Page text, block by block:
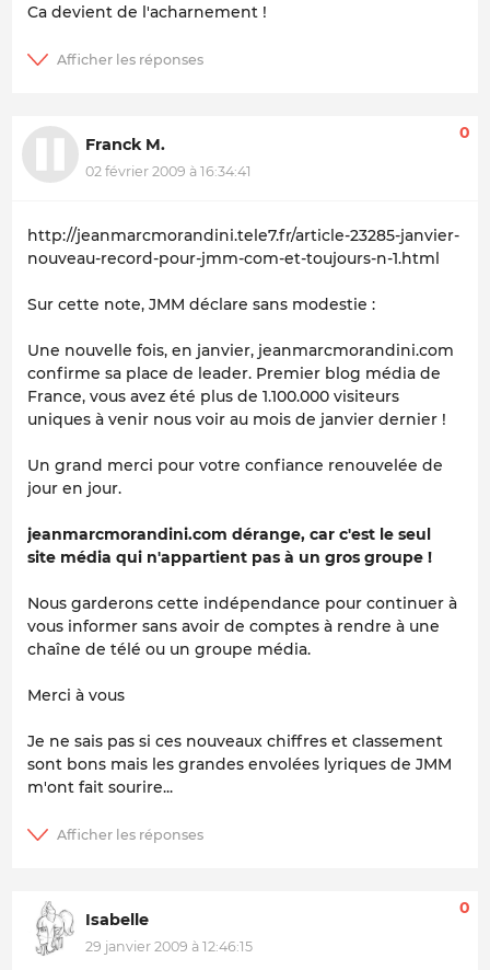
Ca devient de l'acharnement !
Franck M.
02 février 2009 à 16:34:41
0
http://jeanmarcmorandini.tele7.fr/article-23285-janvier-
nouveau-record-pour-jmm-com-et-toujours-n-1.html
Sur cette note, JMM déclare sans modestie :
Une nouvelle fois, en janvier, jeanmarcmorandini.com
confirme sa place de leader. Premier blog média de
France, vous avez été plus de 1.100.000 visiteurs
uniques à venir nous voir au mois de janvier dernier !
Un grand merci pour votre confiance renouvelée de
jour en jour.
jeanmarcmorandini.com dérange, car c'est le seul
site média qui n'appartient pas à un gros groupe !
Nous garderons cette indépendance pour continuer à
vous informer sans avoir de comptes à rendre à une
chaîne de télé ou un groupe média.
Merci à vous
Je ne sais pas si ces nouveaux chiffres et classement
sont bons mais les grandes envolées lyriques de JMM
m'ont fait sourire...
Isabelle
29 janvier 2009 à 12:46:15
0